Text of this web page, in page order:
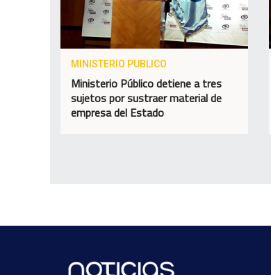
MINISTERIO PUBLICO
Ministerio Público detiene a tres
sujetos por sustraer material de
empresa del Estado